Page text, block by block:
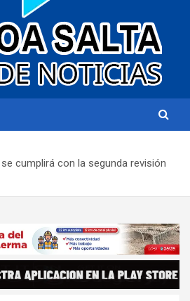
cumplirá con la segunda revisión